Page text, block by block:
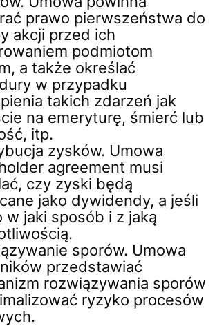
prawo pierwszeństwa do
akcji przed ich
podmiotom
a także określać
w przypadku
takich zdarzeń jak
na emeryturę, śmierć lub
itp.
zysków. Umowa
agreement musi
czy zyski będą
jako dywidendy, a jeśli
w jaki sposób i z jaką
sporów. Umowa
przedstawiać
rozwiązywania sporów
ryzyko procesów